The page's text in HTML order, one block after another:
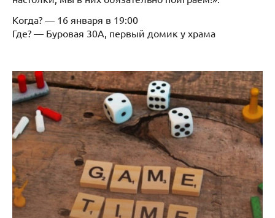
Когда? — 16 января в 19:00
Где? — Буровая 30А, первый домик у храма